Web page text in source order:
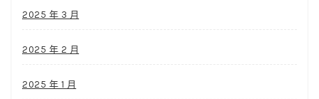
2025 年 3 月
2025 年 2 月
2025 年 1 月